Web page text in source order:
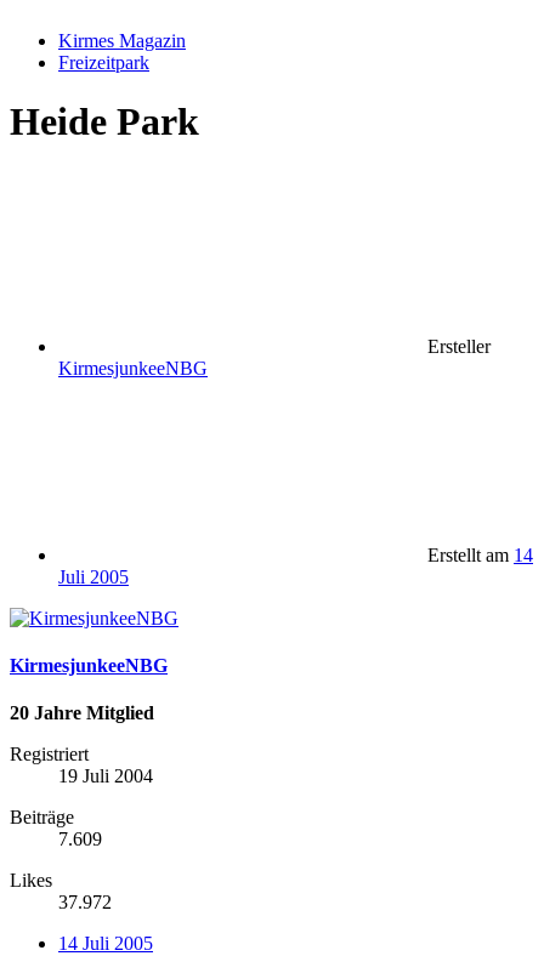
Kirmes Magazin
Freizeitpark
Heide Park
Ersteller
KirmesjunkeeNBG
Erstellt am 14
Juli 2005
KirmesjunkeeNBG
20 Jahre Mitglied
Registriert
19 Juli 2004
Beiträge
7.609
Likes
37.972
14 Juli 2005